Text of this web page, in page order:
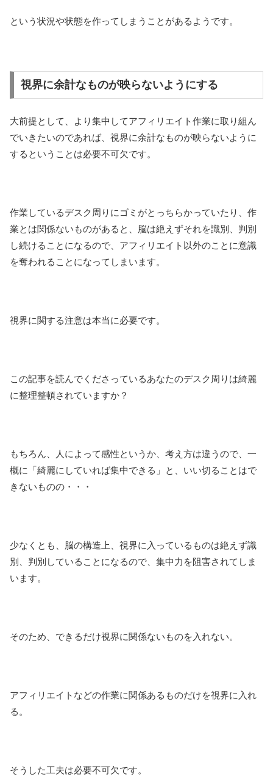
という状況や状態を作ってしまうことがあるようです。
視界に余計なものが映らないようにする
大前提として、より集中してアフィリエイト作業に取り組ん
でいきたいのであれば、視界に余計なものが映らないように
するということは必要不可欠です。
作業しているデスク周りにゴミがとっちらかっていたり、作
業とは関係ないものがあると、脳は絶えずそれを識別、判別
し続けることになるので、アフィリエイト以外のことに意識
を奪われることになってしまいます。
視界に関する注意は本当に必要です。
この記事を読んでくださっているあなたのデスク周りは綺麗
に整理整頓されていますか？
もちろん、人によって感性というか、考え方は違うので、一
概に「綺麗にしていれば集中できる」と、いい切ることはで
きないものの・・・
少なくとも、脳の構造上、視界に入っているものは絶えず識
別、判別していることになるので、集中力を阻害されてしま
います。
そのため、できるだけ視界に関係ないものを入れない。
アフィリエイトなどの作業に関係あるものだけを視界に入れ
る。
そうした工夫は必要不可欠です。